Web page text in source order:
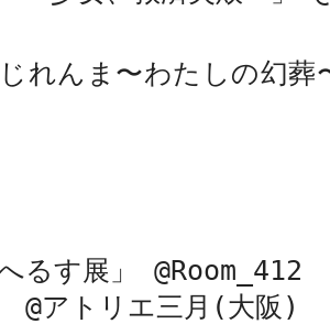
じれんま〜わたしの幻
るす展」 @Room_412
@アトリエ三月 (大阪 )